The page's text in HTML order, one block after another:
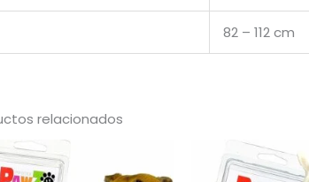
82 – 112 cm
relacionados